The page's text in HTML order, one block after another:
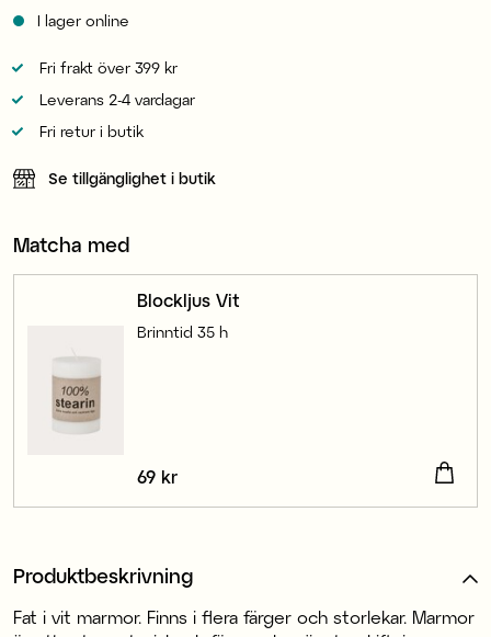
I lager online
Fri frakt över 399 kr
Leverans 2-4 vardagar
Fri retur i butik
Se tillgänglighet i butik
Matcha med
Blockljus Vit
Brinntid 35 h
Pris:
69 kr
Produktbeskrivning
Fat i vit marmor. Finns i flera färger och storlekar. Marmor